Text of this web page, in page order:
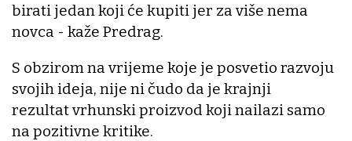
birati jedan koji će kupiti jer za više nema
novca - kaže Predrag.
S obzirom na vrijeme koje je posvetio razvoju
svojih ideja, nije ni čudo da je krajnji
rezultat vrhunski proizvod koji nailazi samo
na pozitivne kritike.